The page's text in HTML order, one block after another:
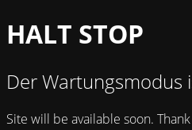
HALT STOP
Der Wartungsmodus
Site will be available soon.